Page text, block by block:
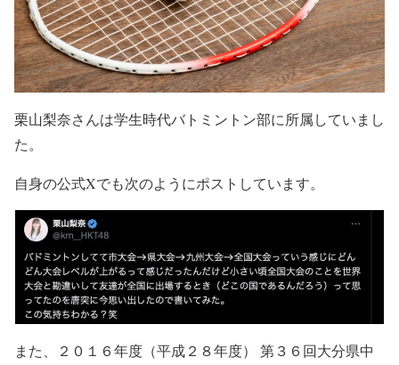
栗山梨奈さんは学生時代バトミントン部に所属していまし
た。
自身の公式Xでも次のようにポストしています。
また、２０１６年度（平成２８年度） 第３６回大分県中